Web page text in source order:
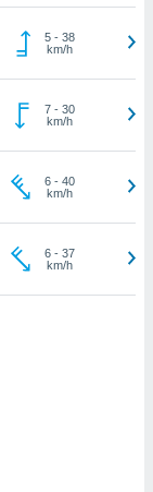
5- 38
km/h
7- 30
km/h
6- 40
km/h
6- 37
km/h